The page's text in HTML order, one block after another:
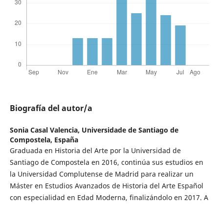
Biografía del autor/a
Sonia Casal Valencia, Universidade de Santiago de
Compostela, España
Graduada en Historia del Arte por la Universidad de
Santiago de Compostela en 2016, continúa sus estudios en
la Universidad Complutense de Madrid para realizar un
Máster en Estudios Avanzados de Historia del Arte Español
con especialidad en Edad Moderna, finalizándolo en 2017. A